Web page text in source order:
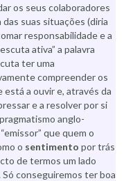
os seus colaboradores
das suas situações (diria
responsabilidade e a
ativa” a palavra
ter uma
compreender os
está a ouvir e, através da
e a resolver por si
anglo-
que quem o
o sentimento por trás
de termos um lado
Só conseguiremos ter boa